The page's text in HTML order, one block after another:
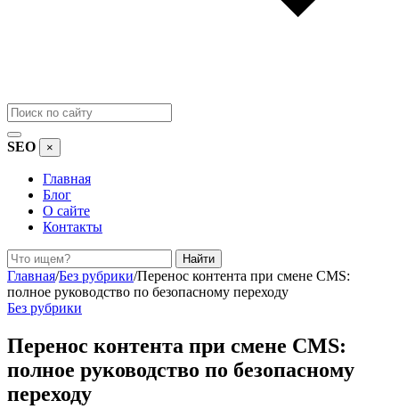
SEO ×
Главная
Блог
О сайте
Контакты
Поиск
Найти
Главная/Без рубрики/Перенос контента при смене CMS:
полное руководство по безопасному переходу
Без рубрики
Перенос контента при смене CMS:
полное руководство по безопасному
переходу